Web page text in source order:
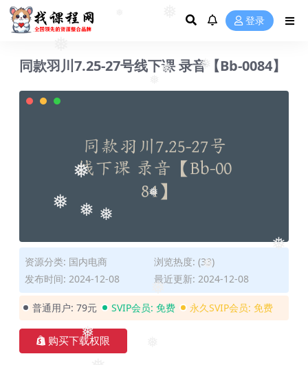
❅
❅
❅
❅
❅
❅
❅
❅
❅
❅ 登录
同款羽川7.25-27号线下课 录音【Bb-0084】
资源分类: 国内电商
浏览热度: (33)
发布时间: 2024-12-08
最近更新: 2024-12-08
普通用户: 79元 SVIP会员: 免费 永久SVIP会员: 免费
购买下载权限